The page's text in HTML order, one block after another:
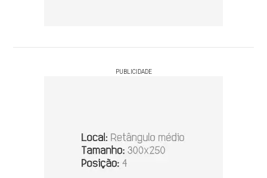
PUBLICIDADE